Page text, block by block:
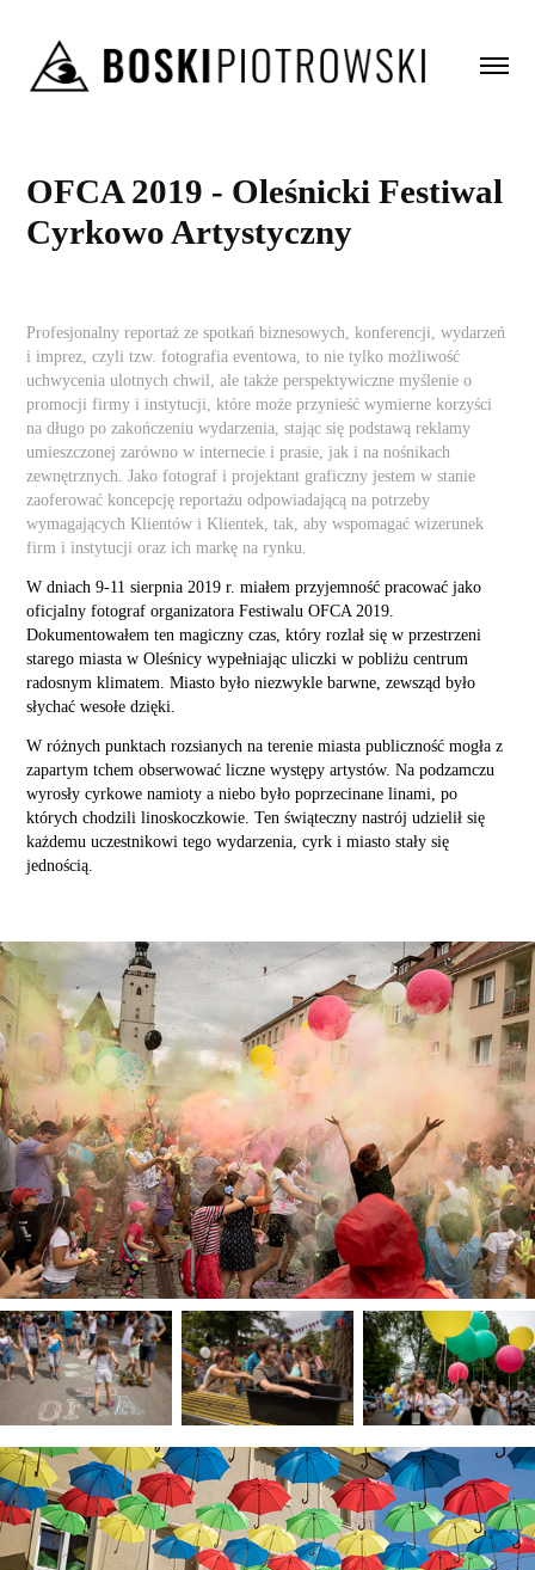
OFCA 2019 - Oleśnicki Festiwal
Cyrkowo Artystyczny
Profesjonalny reportaż ze spotkań biznesowych, konferencji, wydarzeń
i imprez, czyli tzw. fotografia eventowa, to nie tylko możliwość
uchwycenia ulotnych chwil, ale także perspektywiczne myślenie o
promocji firmy i instytucji, które może przynieść wymierne korzyści
na długo po zakończeniu wydarzenia, stając się podstawą reklamy
umieszczonej zarówno w internecie i prasie, jak i na nośnikach
zewnętrznych. Jako fotograf i projektant graficzny jestem w stanie
zaoferować koncepcję reportażu odpowiadającą na potrzeby
wymagających Klientów i Klientek, tak, aby wspomagać wizerunek
firm i instytucji oraz ich markę na rynku.​​​​​​​
W dniach 9-11 sierpnia 2019 r. miałem przyjemność pracować jako
oficjalny fotograf organizatora Festiwalu OFCA 2019.
Dokumentowałem ten magiczny czas, który rozlał się w przestrzeni
starego miasta w Oleśnicy wypełniając uliczki w pobliżu centrum
radosnym klimatem. Miasto było niezwykle barwne, zewsząd było
słychać wesołe dzięki.
W różnych punktach rozsianych na terenie miasta publiczność mogła z
zapartym tchem obserwować liczne występy artystów. Na podzamczu
wyrosły cyrkowe namioty a niebo było poprzecinane linami, po
których chodzili linoskoczkowie. Ten świąteczny nastrój udzielił się
każdemu uczestnikowi tego wydarzenia, cyrk i miasto stały się
jednością.